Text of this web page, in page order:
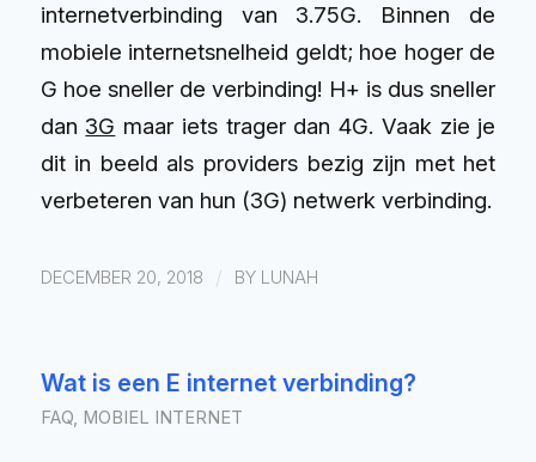
internetverbinding van 3.75G. Binnen de
mobiele internetsnelheid geldt; hoe hoger de
G hoe sneller de verbinding! H+ is dus sneller
dan 3G maar iets trager dan 4G. Vaak zie je
dit in beeld als providers bezig zijn met het
verbeteren van hun (3G) netwerk verbinding.
DECEMBER 20, 2018 / BY LUNAH
Wat is een E internet verbinding?
FAQ, MOBIEL INTERNET